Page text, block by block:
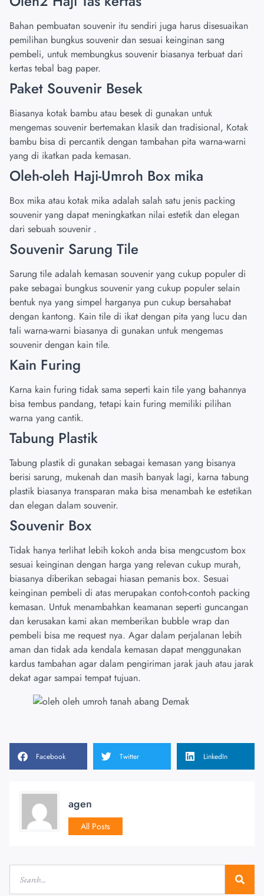
Bahan pembuatan souvenir itu sendiri juga harus disesuaikan
pemilihan bungkus souvenir dan sesuai keinginan sang
pembeli, untuk membungkus souvenir biasanya terbuat dari
kertas tebal bag paper.
Paket Souvenir Besek
Biasanya kotak bambu atau besek di gunakan untuk
mengemas souvenir bertemakan klasik dan tradisional, Kotak
bambu bisa di percantik dengan tambahan pita warna-warni
yang di ikatkan pada kemasan.
Oleh-oleh Haji-Umroh Box mika
Box mika atau kotak mika adalah salah satu jenis packing
souvenir yang dapat meningkatkan nilai estetik dan elegan
dari sebuah souvenir .
Souvenir Sarung Tile
Sarung tile adalah kemasan souvenir yang cukup populer di
pake sebagai bungkus souvenir yang cukup populer selain
bentuk nya yang simpel harganya pun cukup bersahabat
dengan kantong. Kain tile di ikat dengan pita yang lucu dan
tali warna-warni biasanya di gunakan untuk mengemas
souvenir dengan kain tile.
Kain Furing
Karna kain furing tidak sama seperti kain tile yang bahannya
bisa tembus pandang, tetapi kain furing memiliki pilihan
warna yang cantik.
Tabung Plastik
Tabung plastik di gunakan sebagai kemasan yang bisanya
berisi sarung, mukenah dan masih banyak lagi, karna tabung
plastik biasanya transparan maka bisa menambah ke estetikan
dan elegan dalam souvenir.
Souvenir Box
Tidak hanya terlihat lebih kokoh anda bisa mengcustom box
sesuai keinginan dengan harga yang relevan cukup murah,
biasanya diberikan sebagai hiasan pemanis box. Sesuai
keinginan pembeli di atas merupakan contoh-contoh packing
kemasan. Untuk menambahkan keamanan seperti guncangan
dan kerusakan kami akan memberikan bubble wrap dan
pembeli bisa me request nya. Agar dalam perjalanan lebih
aman dan tidak ada kendala kemasan dapat menggunakan
kardus tambahan agar dalam pengiriman jarak jauh atau jarak
dekat agar sampai tempat tujuan.
Facebook Twitter LinkedIn
agen
All Posts